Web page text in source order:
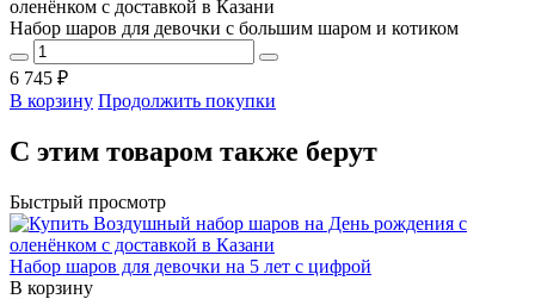
Набор шаров для девочки с большим шаром и котиком
6 745 ₽
В корзину Продолжить покупки
С этим товаром также берут
Быстрый просмотр
Набор шаров для девочки на 5 лет с цифрой
В корзину